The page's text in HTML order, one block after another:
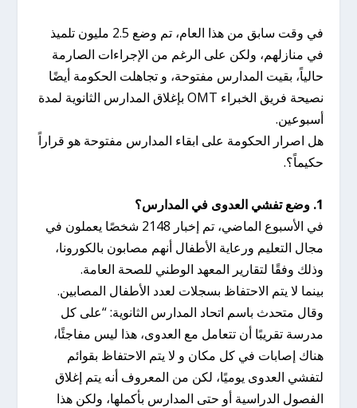
في وقت سابق من هذا العام، تم وضع 2.5 مليون تلميذ
في منازلهم، ولكن على الرغم من الإجراءات الصارمة
حالياً، بقيت المدارس مفتوحة، و تجاهلت الحكومة أيضًا
نصيحة فريق الخبراء OMT بإغلاق المدارس الثانوية لمدة
أسبوعين.
هل اصرار الحكومة على ابقاء المدارس مفتوحة هو قراراً
حكيماً؟.
1. وضع تفشي العدوى في المدارس؟
في الأسبوع الماضي، تم إخبار 2148 شخصًا يعملون في
مجال التعليم ورعاية الأطفال أنهم مصابون بالكورونا،
وذلك وفقًا لتقارير المعهد الوطني للصحة العامة.
بينما لا يتم الاحتفاظ بسجلات لعدد الأطفال المصابين.
وقال متحدث باسم اتحاد المدارس الثانوية: “على كل
مدرسة تقريبًا أن تتعامل مع العدوى، هذا ليس مفاجئًا،
هناك إصابات في كل مكان و لا يتم الاحتفاظ بقوائم
لتفشي العدوى يوميًا، لكن من المعروف أنه يتم إغلاق
الفصول الدراسية أو حتى المدارس بأكملها، ولكن هذا